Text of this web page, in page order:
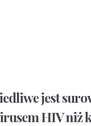
jest
HIV niż